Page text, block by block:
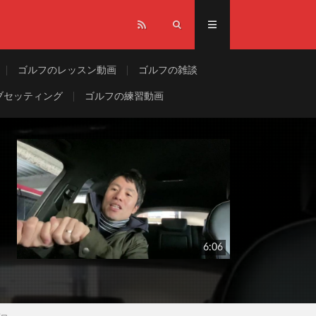
ゴルフのレッスン動画 ゴルフの雑談
セッティング ゴルフの練習動画
6:06